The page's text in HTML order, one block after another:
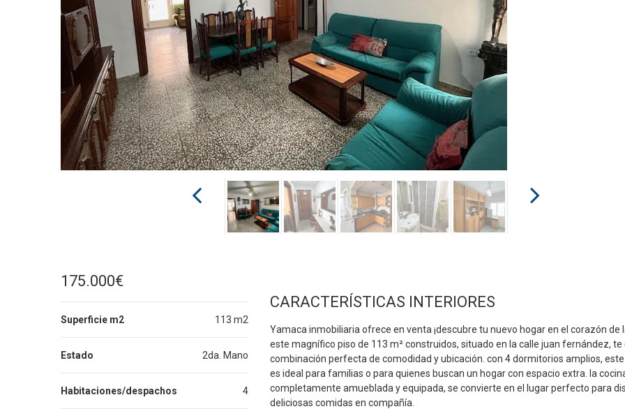
175.000€
Superficie m2 113 m2
Estado 2da. Mano
Habitaciones/despachos 4
CARACTERÍSTICAS INTERIORES
Yamaca inmobiliaria ofrece en venta ¡descubre tu nuevo hogar en el corazón de
este magnífico piso de 113 m² construidos, situado en la calle juan fernández, te
combinación perfecta de comodidad y ubicación. con 4 dormitorios amplios,
es ideal para familias o para quienes buscan un hogar con espacio extra. la
completamente amueblada y equipada, se convierte en el lugar perfecto para
deliciosas comidas en compañía.